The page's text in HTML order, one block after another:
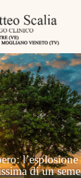
l’esplosione
di un seme